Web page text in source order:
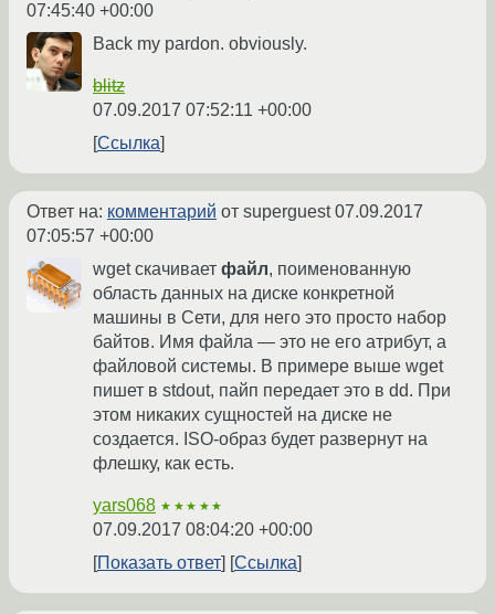
07:45:40 +00:00
Back my pardon. obviously.
blitz
07.09.2017 07:52:11 +00:00
Ссылка
Ответ на: комментарий от superguest07.09.2017
07:05:57 +00:00
wget скачивает файл, поименованную
область данных на диске конкретной
машины в Сети, для него это просто набор
байтов. Имя файла — это не его атрибут, а
файловой системы. В примере выше wget
пишет в stdout, пайп передает это в dd. При
этом никаких сущностей на диске не
создается. ISO-образ будет развернут на
флешку, как есть.
yars068 ★★★★★
07.09.2017 08:04:20 +00:00
Показать ответ
Ссылка